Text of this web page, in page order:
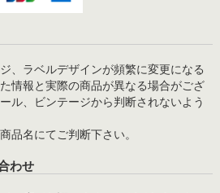
、ラベルデザインが頻繁に変更になる
情報と実際の商品が異なる場合がござ
ル、ビンテージから判断されないよう
品名にてご判断下さい。
わせ